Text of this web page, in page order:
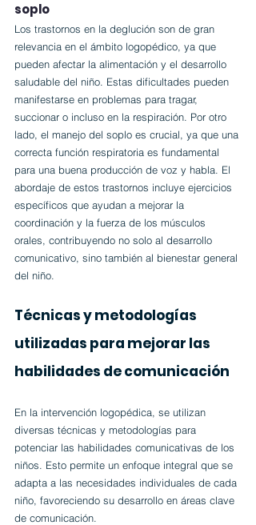
soplo
Los trastornos en la deglución son de gran
relevancia en el ámbito logopédico, ya que
pueden afectar la alimentación y el desarrollo
saludable del niño. Estas dificultades pueden
manifestarse en problemas para tragar,
succionar o incluso en la respiración. Por otro
lado, el manejo del soplo es crucial, ya que una
correcta función respiratoria es fundamental
para una buena producción de voz y habla. El
abordaje de estos trastornos incluye ejercicios
específicos que ayudan a mejorar la
coordinación y la fuerza de los músculos
orales, contribuyendo no solo al desarrollo
comunicativo, sino también al bienestar general
del niño.
Técnicas y metodologías
utilizadas para mejorar las
habilidades de comunicación
En la intervención logopédica, se utilizan
diversas técnicas y metodologías para
potenciar las habilidades comunicativas de los
niños. Esto permite un enfoque integral que se
adapta a las necesidades individuales de cada
niño, favoreciendo su desarrollo en áreas clave
de comunicación.